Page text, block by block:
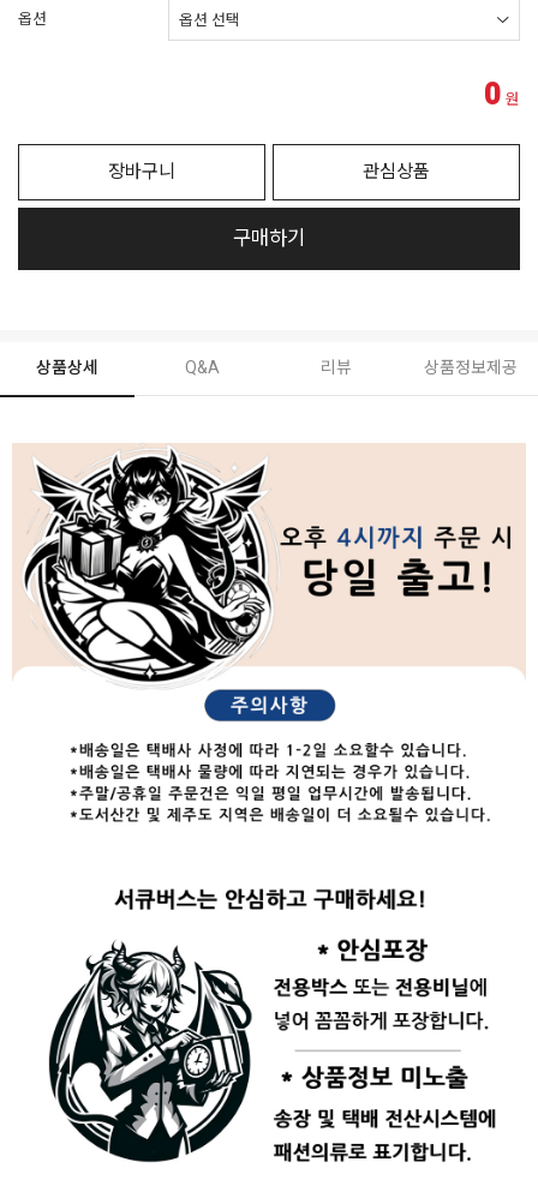
옵션
0 원
장바구니 관심상품
구매하기
상품상세 Q&A 리뷰 상품정보제공